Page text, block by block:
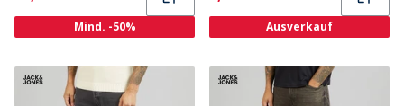
Mind. -50% Ausverkauf